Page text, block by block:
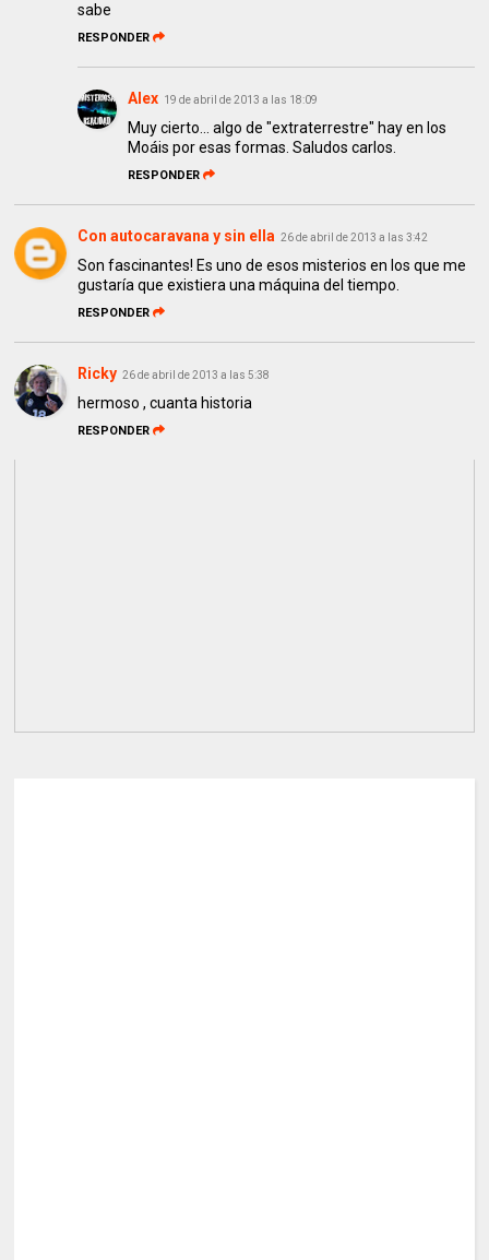
sabe
RESPONDER
Alex 19 de abril de 2013 a las 18:09
Muy cierto... algo de "extraterrestre" hay en los
Moáis por esas formas. Saludos carlos.
RESPONDER
Con autocaravana y sin ella 26 de abril de 2013 a las 3:42
Son fascinantes! Es uno de esos misterios en los que me
gustaría que existiera una máquina del tiempo.
RESPONDER
Ricky 26 de abril de 2013 a las 5:38
hermoso , cuanta historia
RESPONDER